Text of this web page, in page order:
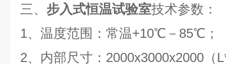
三、 步入式恒温试验室技术参数：
1、温度范围：常温+10℃－85℃；
2、内部尺寸：2000x3000x2000（